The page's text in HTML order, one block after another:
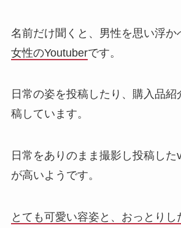
名前だけ聞くと、男性を思い浮か
女性のYoutuberです。
日常の姿を投稿したり、購入品紹
稿しています。
日常をありのまま撮影し投稿し
が高いようです。
とても可愛い容姿と、おっとりし